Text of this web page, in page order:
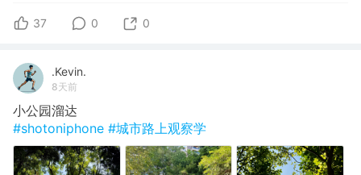
37 0 0
.Kevin.
8天前
小公园溜达
#shotoniphone #城市路上观察学